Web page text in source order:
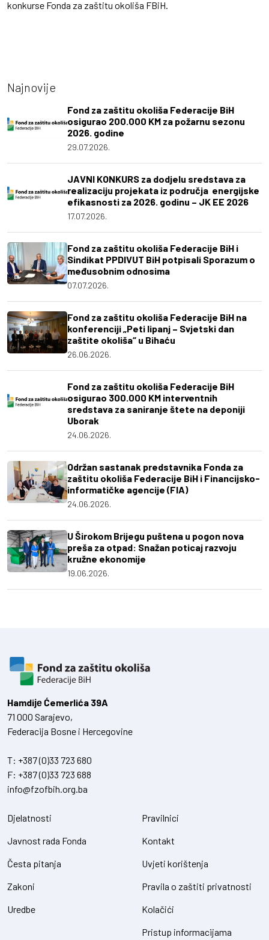
konkurse Fonda za zaštitu okoliša FBiH.
Najnovije
Fond za zaštitu okoliša Federacije BiH
osigurao 200.000 KM za požarnu sezonu
2026. godine
29.07.2026.
JAVNI KONKURS za dodjelu sredstava za
realizaciju projekata iz područja energijske
efikasnosti za 2026. godinu – JK EE 2026
17.07.2026.
Fond za zaštitu okoliša Federacije BiH i
Sindikat PPDIVUT BiH potpisali Sporazum o
međusobnim odnosima
07.07.2026.
Fond za zaštitu okoliša Federacije BiH na
konferenciji „Peti lipanj – Svjetski dan
zaštite okoliša“ u Bihaću
26.06.2026.
Fond za zaštitu okoliša Federacije BiH
osigurao 300.000 KM interventnih
sredstava za saniranje štete na deponiji
Uborak
24.06.2026.
Održan sastanak predstavnika Fonda za
zaštitu okoliša Federacije BiH i Financijsko-
informatičke agencije (FIA)
24.06.2026.
U Širokom Brijegu puštena u pogon nova
preša za otpad: Snažan poticaj razvoju
kružne ekonomije
19.06.2026.
Hamdiје Ćemerlića 39A
71 000 Sarajevo,
Federacija Bosne i Hercegovine
T: +387 (0)33 723 680
F: +387 (0)33 723 688
info@fzofbih.org.ba
Djelatnosti
Javnost rada Fonda
Česta pitanja
Zakoni
Uredbe
Pravilnici
Kontakt
Uvjeti korištenja
Pravila o zaštiti privatnosti
Kolačići
Pristup informacijama